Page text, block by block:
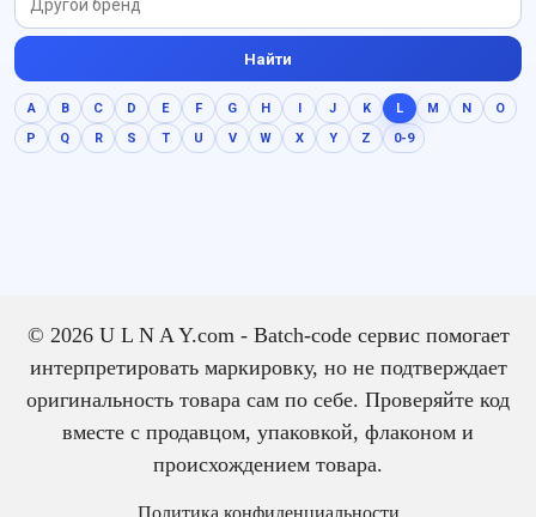
Найти
A B C D E F G H I J K L M N
O
P
Q R S T U V W X Y Z 0-9
© 2026 U L N A Y.com - Batch-code сервис помогает
интерпретировать маркировку, но не подтверждает
оригинальность товара сам по себе. Проверяйте код
вместе с продавцом, упаковкой, флаконом и
происхождением товара.